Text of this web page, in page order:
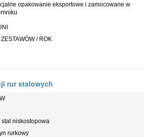
opakowanie eksportowe i zamocowane w
/ ROK
rur stalowych
niskostopowa
rurkowy